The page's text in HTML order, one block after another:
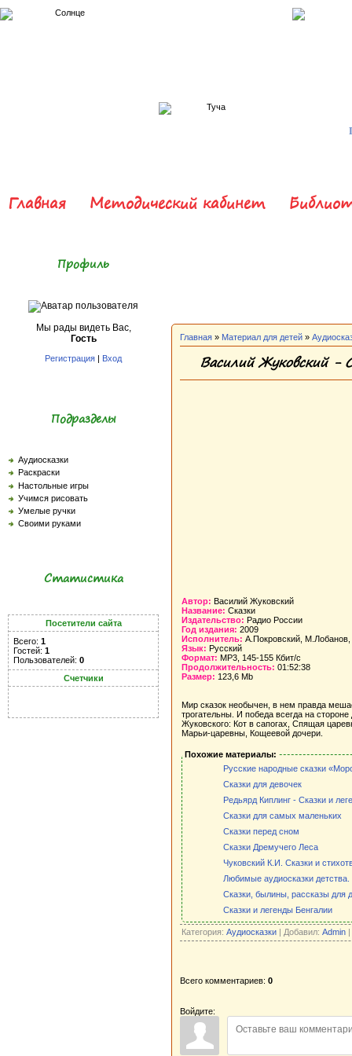
Главная Методический кабинет
Профиль
Мы рады видеть Вас,
Гость
Регистрация | Вход
Подразделы
Аудиосказки
Раскраски
Настольные игры
Учимся рисовать
Умелые ручки
Своими руками
Статистика
Посетители сайта
Всего: 1
Гостей: 1
Пользователей: 0
Счетчики
Главная » Материал для детей »
Василий Жуковский -
Автор: Василий Жуковский
Название: Сказки
Издательство: Радио России
Год издания: 2009
Исполнитель: А.Покровский,
Язык: Русский
Формат: MP3, 145-155 Кбит/с
Продолжительность: 01:52:38
Размер: 123,6 Mb
Мир сказок необычен, в нем правда
трогательны. И победа всегда на
Жуковского: Кот в сапогах, Спящая
Марьи-царевны, Кощеевой дочери.
Похожие материалы:
Русские народные сказки
Сказки для девочек
Редьярд Киплинг - Сказки и
Сказки для самых маленьких
Сказки перед сном
Сказки Дремучего Леса
Чуковский К.И. Сказки и
Любимые аудиосказки
Сказки, былины, рассказы для
Сказки и легенды Бенгалии
Категория: Аудиосказки | Добавил: Admin
Всего комментариев: 0
Войдите: